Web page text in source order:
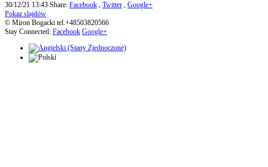
30/12/21 13:43 Share: Facebook , Twitter , Google+
Pokaz slajdów
© Miron Bogacki tel.+48503820566
Stay Connected: Facebook Google+